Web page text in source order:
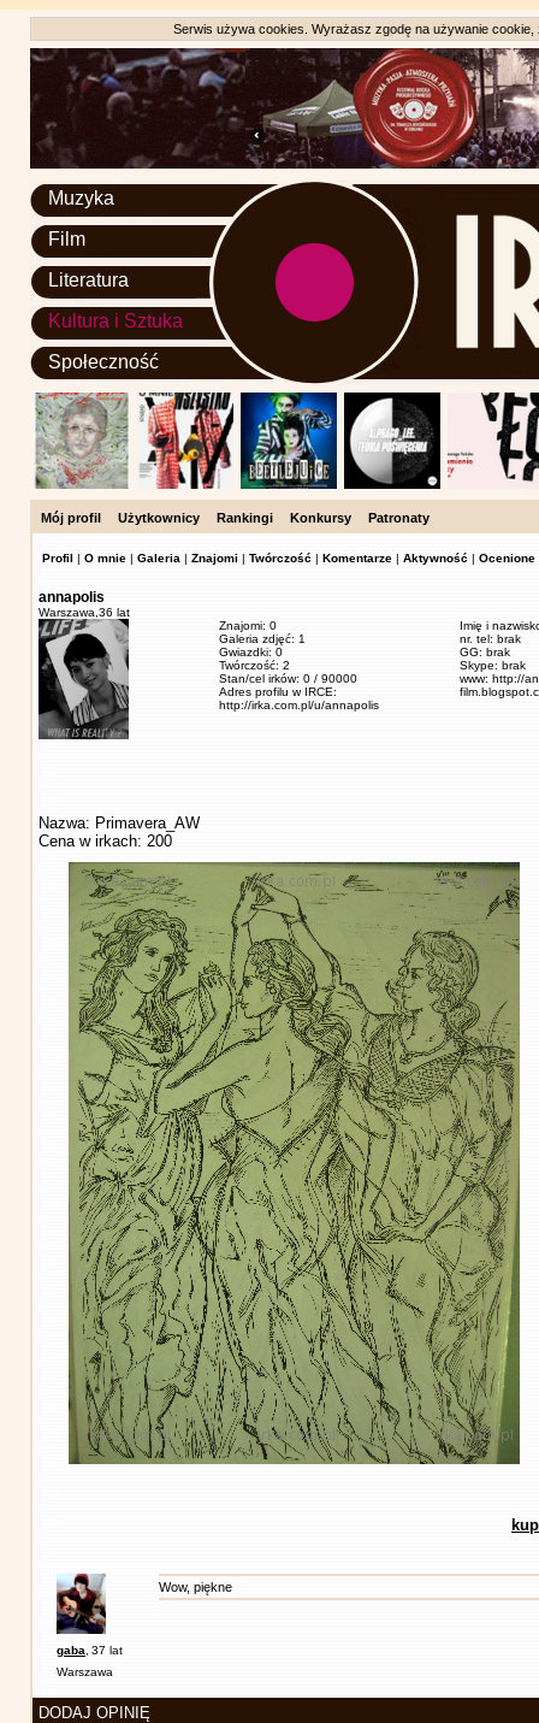
Serwis używa cookies. Wyrażasz zgodę na używanie
Muzyka
Film
Literatura
Kultura i Sztuka
Społeczność
Mój profil Użytkownicy Rankingi Konkursy Patronaty
Profil | O mnie | Galeria | Znajomi | Twórczość | Komentarze | Aktywność | Ocenione
annapolis
Warszawa, 36 lat
Znajomi: 0
Galeria zdjęć: 1
Gwiazdki: 0
Twórczość: 2
Stan/cel irków: 0 / 90000
Adres profilu w IRCE:
http://irka.com.pl/u/annapolis
Imię i
nr. tel: brak
GG: brak
Skype: brak
www: http://
Nazwa: Primavera_AW
Cena w irkach: 200
gaba 37 lat
Warszawa
Wow, piękne
DODAJ OPINIĘ